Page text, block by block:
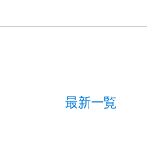
最新一覧